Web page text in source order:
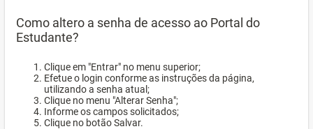
Como altero a senha de acesso ao Portal do
Estudante?
Clique em "Entrar" no menu superior;
Efetue o login conforme as instruções da página,
utilizando a senha atual;
Clique no menu "Alterar Senha";
Informe os campos solicitados;
Clique no botão Salvar.